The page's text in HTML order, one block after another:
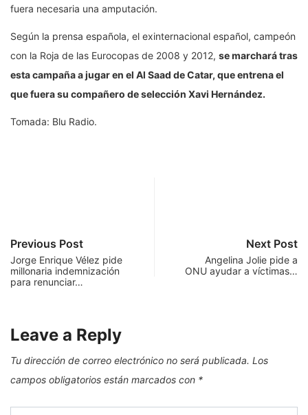
fuera necesaria una amputación.
Según la prensa española, el exinternacional español, campeón
con la Roja de las Eurocopas de 2008 y 2012, se marchará tras
esta campaña a jugar en el Al Saad de Catar, que entrena el
que fuera su compañero de selección Xavi Hernández.
Tomada: Blu Radio.
Previous Post
Jorge Enrique Vélez pide
millonaria indemnización
para renunciar…
Next Post
Angelina Jolie pide a
ONU ayudar a víctimas…
Leave a Reply
Tu dirección de correo electrónico no será publicada. Los
campos obligatorios están marcados con *